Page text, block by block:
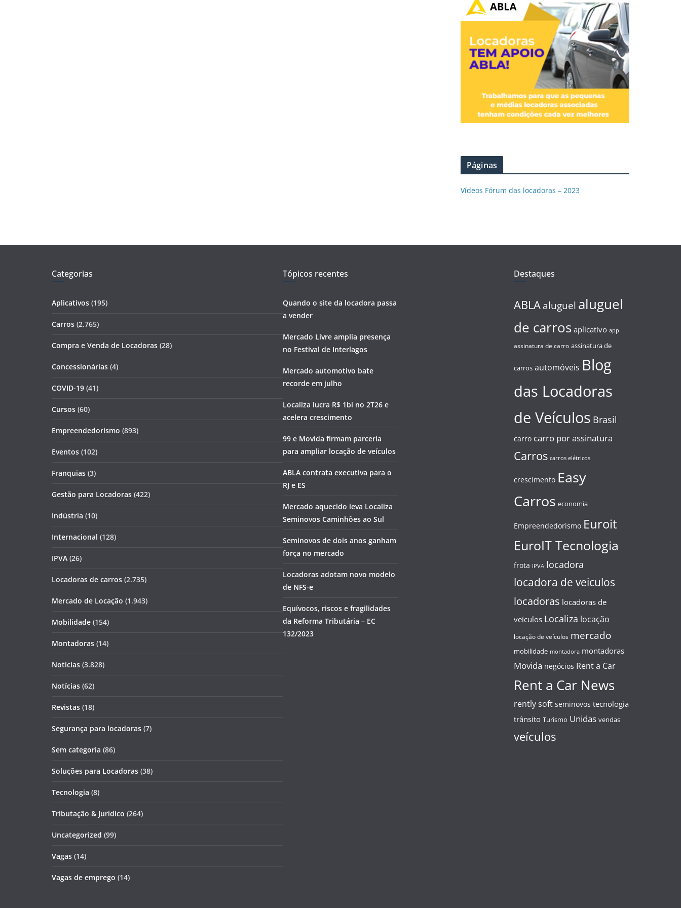
Páginas
Vídeos Fórum das locadoras – 2023
Categorias
Aplicativos (195)
Carros (2.765)
Compra e Venda de Locadoras (28)
Concessionárias (4)
COVID-19 (41)
Cursos (60)
Empreendedorismo (893)
Eventos (102)
Franquias (3)
Gestão para Locadoras (422)
Indústria (10)
Internacional (128)
IPVA (26)
Locadoras de carros (2.735)
Mercado de Locação (1.943)
Mobilidade (154)
Montadoras (14)
Notícias (3.828)
Notícias (62)
Revistas (18)
Segurança para locadoras (7)
Sem categoria (86)
Soluções para Locadoras (38)
Tecnologia (8)
Tributação & Jurídico (264)
Uncategorized (99)
Vagas (14)
Vagas de emprego (14)
Tópicos recentes
Quando o site da locadora passa
a vender
Mercado Livre amplia presença
no Festival de Interlagos
Mercado automotivo bate
recorde em julho
Localiza lucra R$ 1bi no 2T26 e
acelera crescimento
99 e Movida firmam parceria
para ampliar locação de veículos
ABLA contrata executiva para o
RJ e ES
Mercado aquecido leva Localiza
Seminovos Caminhões ao Sul
Seminovos de dois anos ganham
força no mercado
Locadoras adotam novo modelo
de NFS-e
Equívocos, riscos e fragilidades
da Reforma Tributária – EC
132/2023
Destaques
ABLA aluguel aluguel
de carros aplicativo app
assinatura de carro assinatura de
carros automóveis Blog
das Locadoras
de Veículos Brasil
carro carro por assinatura
Carros carros elétricos
crescimento Easy
Carros economia
Empreendedorismo Euroit
EuroIT Tecnologia
frota IPVA locadora
locadora de veiculos
locadoras locadoras de
veículos Localiza locação
locação de veículos mercado
mobilidade montadora montadoras
Movida negócios Rent a Car
Rent a Car News
rently soft seminovos tecnologia
trânsito Turismo Unidas vendas
veículos